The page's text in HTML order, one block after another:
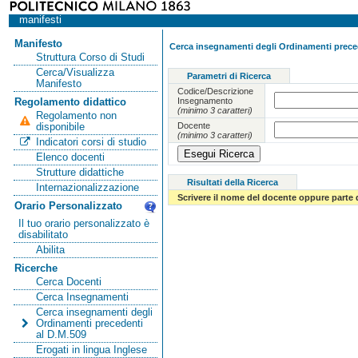
manifesti
Manifesto
Struttura Corso di Studi
Cerca/Visualizza
Manifesto
Regolamento didattico
Regolamento non
disponibile
Indicatori corsi di studio
Elenco docenti
Strutture didattiche
Internazionalizzazione
Orario Personalizzato
Il tuo orario personalizzato è
disabilitato
Abilita
Ricerche
Cerca Docenti
Cerca Insegnamenti
Cerca insegnamenti degli
Ordinamenti precedenti
al D.M.509
Erogati in lingua Inglese
Cerca insegnamenti degli Ordinamenti
Parametri di Ricerca
Codice/Descrizione
Insegnamento
(minimo 3 caratteri)
Docente
(minimo 3 caratteri)
Risultati della Ricerca
Scrivere il nome del docente oppure